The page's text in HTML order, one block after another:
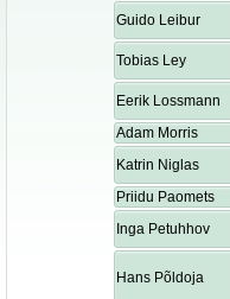
Guido Leibur
Tobias Ley
Eerik Lossmann
Adam Morris
Katrin Niglas
Priidu Paomets
Inga Petuhhov
Hans Põldoja